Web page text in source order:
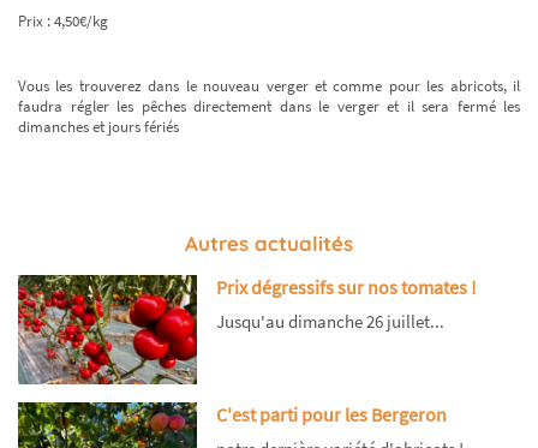
Prix : 4,50€/kg
Vous les trouverez dans le nouveau verger et comme pour les abricots, il
faudra régler les pêches directement dans le verger et il sera fermé les
dimanches et jours fériés
Autres actualités
Prix dégressifs sur nos tomates !
Jusqu'au dimanche 26 juillet...
C'est parti pour les Bergeron